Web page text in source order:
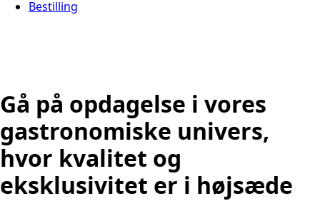
Bestilling
Gå på opdagelse i vores
gastronomiske univers,
hvor kvalitet og
eksklusivitet er i højsæde